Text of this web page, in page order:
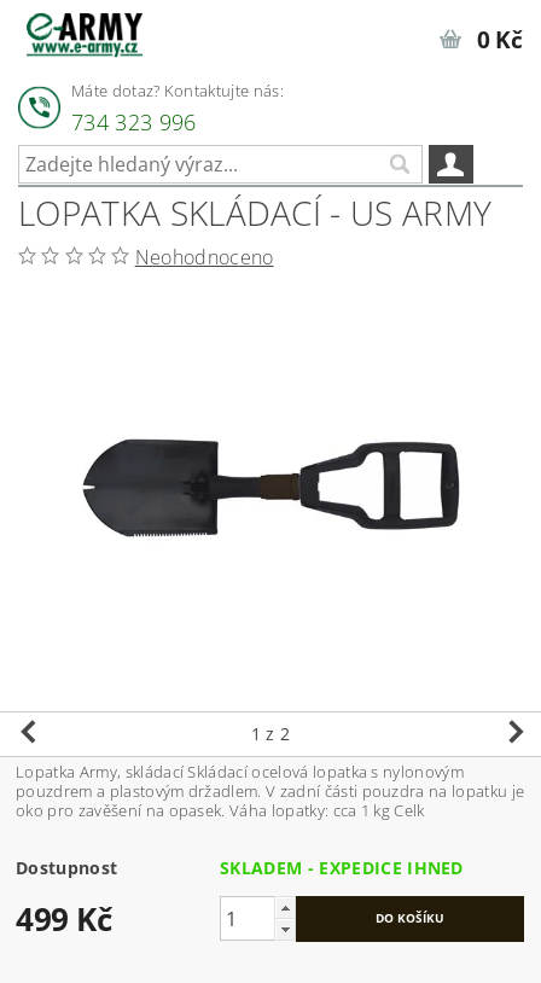
Máte dotaz? Kontaktujte nás:
734 323 996
0 Kč
LOPATKA SKLÁDACÍ - US ARMY
Neohodnoceno
1 z 2
Lopatka Army, skládací Skládací ocelová lopatka s nylonovým
pouzdrem a plastovým držadlem. V zadní části pouzdra na lopatku je
oko pro zavěšení na opasek. Váha lopatky: cca 1 kg Celk
Dostupnost SKLADEM - EXPEDICE IHNED
499 Kč